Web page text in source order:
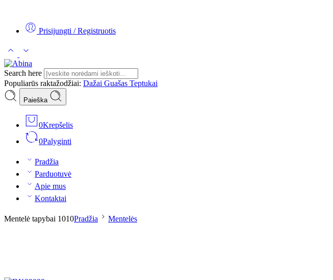
Prisijungti / Registruotis
Search here
Populiarūs raktažodžiai: Dažai Guašas Teptukai
Paieška
0Krepšelis
0Palyginti
Pradžia
Parduotuvė
Apie mus
Kontaktai
Mentelė tapybai 1010Pradžia Mentelės